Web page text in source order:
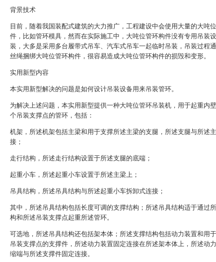
背景技术
目前，随着我国装配式建筑的大力推广，工程建设中会使用大量的大吨
件，比如管环模具，然而在实际施工中，大吨位管环构件没有专用吊装
装，大多是采用多台履带式吊车、汽车式吊车一起临时吊装，吊装过程
丝绳捆绑大吨位管环构件，很容易造成大吨位管环构件的损毁和变形。
实用新型内容
本实用新型解决的问题是如何设计吊装设备用来吊装管环。
为解决上述问题，本实用新型提供一种大吨位管环吊装机，用于起重内
个吊装支撑点的管环，包括：
机架，所述机架包括主梁和用于支撑所述主梁的支腿，所述支腿与所述
接；
走行结构，所述走行结构设置于所述支腿的底端；
起重小车，所述起重小车设置于所述主梁上；
吊具结构，所述吊具结构与所述起重小车拆卸式连接；
其中，所述吊具结构包括长度可调的支撑结构；所述吊具结构适于通过
构和所述吊装支撑点起重所述管环。
可选地，所述吊具结构还包括架本体；所述支撑结构包括动力装置和用
吊装支撑点的支撑件，所述动力装置固定连接在所述架本体上，所述动
缩端与所述支撑件固定连接。